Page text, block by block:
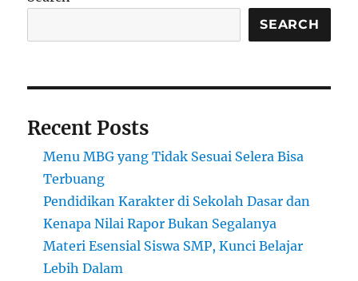
di
Panduan
Internasional
SEARCH
Recent Posts
Menu MBG yang Tidak Sesuai Selera Bisa
Terbuang
Pendidikan Karakter di Sekolah Dasar dan
Kenapa Nilai Rapor Bukan Segalanya
Materi Esensial Siswa SMP, Kunci Belajar
Lebih Dalam